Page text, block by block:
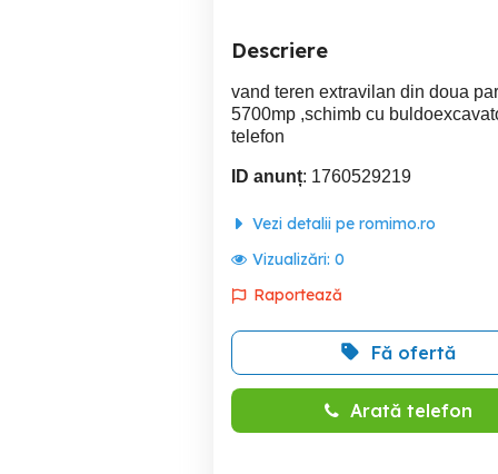
Descriere
vand teren extravilan din doua
5700mp ,schimb cu
telefon
ID anunț: 1760529219
Vezi detalii pe romimo.ro
Vizualizări: 0
Raportează
Fă ofertă
Arată telefon